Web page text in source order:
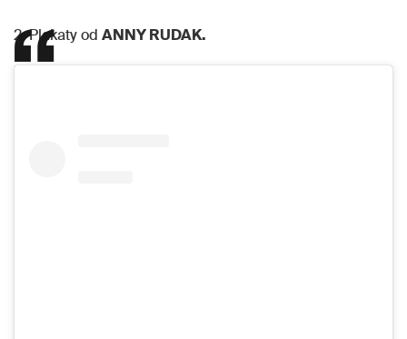
2. Plakaty od ANNY RUDAK.